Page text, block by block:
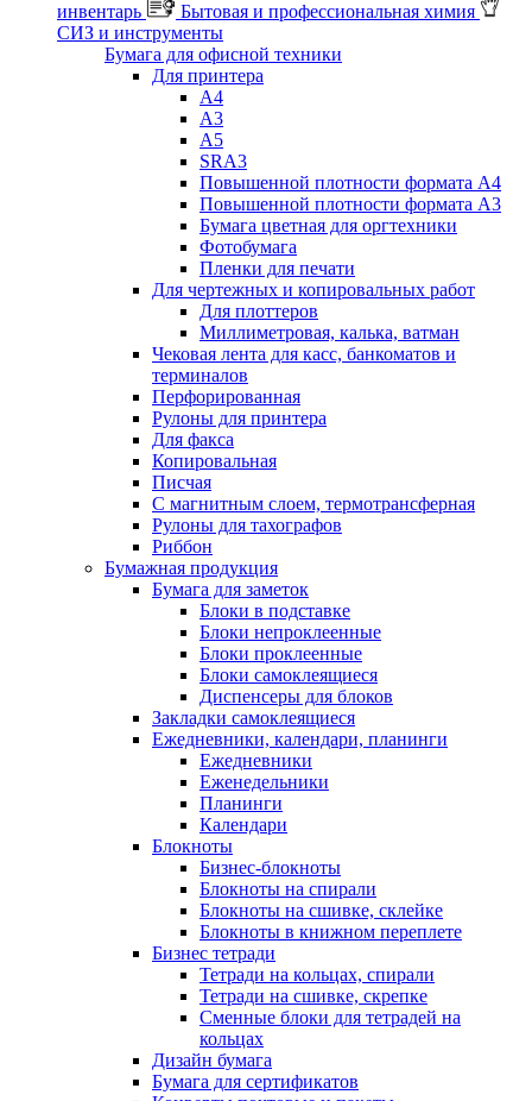
инвентарь
Бытовая и профессиональная химия
СИЗ и инструменты
Бумага для офисной техники
Для принтера
А4
А3
А5
SRA3
Повышенной плотности формата А4
Повышенной плотности формата А3
Бумага цветная для оргтехники
Фотобумага
Пленки для печати
Для чертежных и копировальных работ
Для плоттеров
Миллиметровая, калька, ватман
Чековая лента для касс, банкоматов и
терминалов
Перфорированная
Рулоны для принтера
Для факса
Копировальная
Писчая
С магнитным слоем, термотрансферная
Рулоны для тахографов
Риббон
Бумажная продукция
Бумага для заметок
Блоки в подставке
Блоки непроклеенные
Блоки проклеенные
Блоки самоклеящиеся
Диспенсеры для блоков
Закладки самоклеящиеся
Ежедневники, календари, планинги
Ежедневники
Еженедельники
Планинги
Календари
Блокноты
Бизнес-блокноты
Блокноты на спирали
Блокноты на сшивке, склейке
Блокноты в книжном переплете
Бизнес тетради
Тетради на кольцах, спирали
Тетради на сшивке, скрепке
Сменные блоки для тетрадей на
кольцах
Дизайн бумага
Бумага для сертификатов